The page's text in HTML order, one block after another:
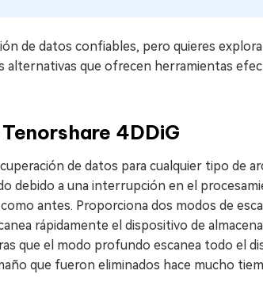
de datos confiables, pero quieres
alternativas que ofrecen herramientas
4DDiG
de datos para cualquier tipo de
debido a una interrupción en el
antes. Proporciona dos modos de
rápidamente el dispositivo de
que el modo profundo escanea todo el
que fueron eliminados hace mucho